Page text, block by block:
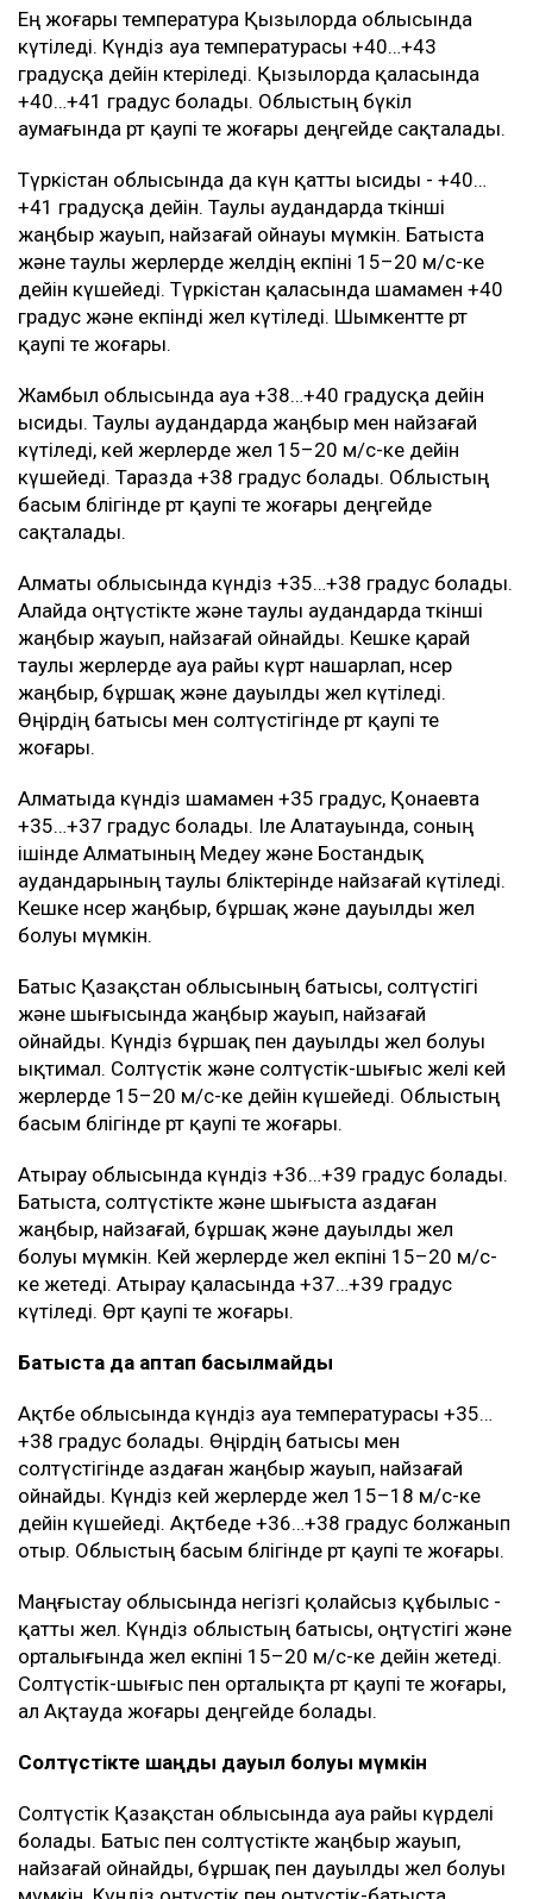
Ең жоғары температура Қызылорда облысында
күтіледі. Күндіз ауа температурасы +40…+43
градусқа дейін көтеріледі. Қызылорда қаласында
+40…+41 градус болады. Облыстың бүкіл
аумағында өрт қаупі өте жоғары деңгейде сақталады.
Түркістан облысында да күн қатты ысиды - +40…
+41 градусқа дейін. Таулы аудандарда өткінші
жаңбыр жауып, найзағай ойнауы мүмкін. Батыста
және таулы жерлерде желдің екпіні 15–20 м/с-ке
дейін күшейеді. Түркістан қаласында шамамен +40
градус және екпінді жел күтіледі. Шымкентте өрт
қаупі өте жоғары.
Жамбыл облысында ауа +38…+40 градусқа дейін
ысиды. Таулы аудандарда жаңбыр мен найзағай
күтіледі, кей жерлерде жел 15–20 м/с-ке дейін
күшейеді. Таразда +38 градус болады. Облыстың
басым бөлігінде өрт қаупі өте жоғары деңгейде
сақталады.
Алматы облысында күндіз +35…+38 градус болады.
Алайда оңтүстікте және таулы аудандарда өткінші
жаңбыр жауып, найзағай ойнайды. Кешке қарай
таулы жерлерде ауа райы күрт нашарлап, нөсер
жаңбыр, бұршақ және дауылды жел күтіледі.
Өңірдің батысы мен солтүстігінде өрт қаупі өте
жоғары.
Алматыда күндіз шамамен +35 градус, Қонаевта
+35…+37 градус болады. Іле Алатауында, соның
ішінде Алматының Медеу және Бостандық
аудандарының таулы бөліктерінде найзағай күтіледі.
Кешке нөсер жаңбыр, бұршақ және дауылды жел
болуы мүмкін.
Батыс Қазақстан облысының батысы, солтүстігі
және шығысында жаңбыр жауып, найзағай
ойнайды. Күндіз бұршақ пен дауылды жел болуы
ықтимал. Солтүстік және солтүстік-шығыс желі кей
жерлерде 15–20 м/с-ке дейін күшейеді. Облыстың
басым бөлігінде өрт қаупі өте жоғары.
Атырау облысында күндіз +36…+39 градус болады.
Батыста, солтүстікте және шығыста аздаған
жаңбыр, найзағай, бұршақ және дауылды жел
болуы мүмкін. Кей жерлерде жел екпіні 15–20 м/с-
ке жетеді. Атырау қаласында +37…+39 градус
күтіледі. Өрт қаупі өте жоғары.
Батыста да аптап басылмайды
Ақтөбе облысында күндіз ауа температурасы +35…
+38 градус болады. Өңірдің батысы мен
солтүстігінде аздаған жаңбыр жауып, найзағай
ойнайды. Күндіз кей жерлерде жел 15–18 м/с-ке
дейін күшейеді. Ақтөбеде +36…+38 градус болжанып
отыр. Облыстың басым бөлігінде өрт қаупі өте жоғары.
Маңғыстау облысында негізгі қолайсыз құбылыс -
қатты жел. Күндіз облыстың батысы, оңтүстігі және
орталығында жел екпіні 15–20 м/с-ке дейін жетеді.
Солтүстік-шығыс пен орталықта өрт қаупі өте жоғары,
ал Ақтауда жоғары деңгейде болады.
Солтүстікте шаңды дауыл болуы мүмкін
Солтүстік Қазақстан облысында ауа райы күрделі
болады. Батыс пен солтүстікте жаңбыр жауып,
найзағай ойнайды, бұршақ пен дауылды жел болуы